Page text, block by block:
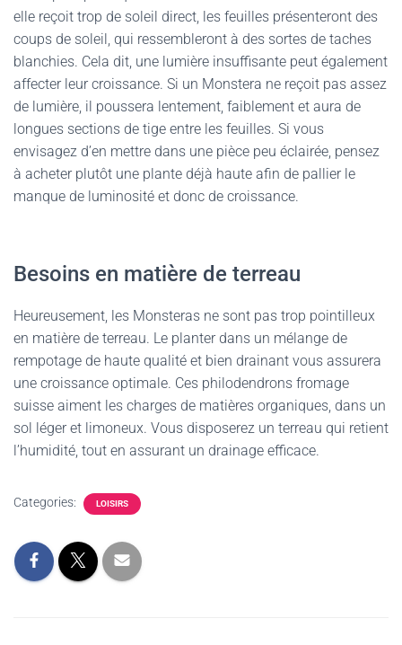
elle reçoit trop de soleil direct, les feuilles présenteront des
coups de soleil, qui ressembleront à des sortes de taches
blanchies. Cela dit, une lumière insuffisante peut également
affecter leur croissance. Si un Monstera ne reçoit pas assez
de lumière, il poussera lentement, faiblement et aura de
longues sections de tige entre les feuilles. Si vous
envisagez d’en mettre dans une pièce peu éclairée, pensez
à acheter plutôt une plante déjà haute afin de pallier le
manque de luminosité et donc de croissance.
Besoins en matière de terreau
Heureusement, les Monsteras ne sont pas trop pointilleux
en matière de terreau. Le planter dans un mélange de
rempotage de haute qualité et bien drainant vous assurera
une croissance optimale. Ces philodendrons fromage
suisse aiment les charges de matières organiques, dans un
sol léger et limoneux. Vous disposerez un terreau qui retient
l’humidité, tout en assurant un drainage efficace.
Categories: LOISIRS